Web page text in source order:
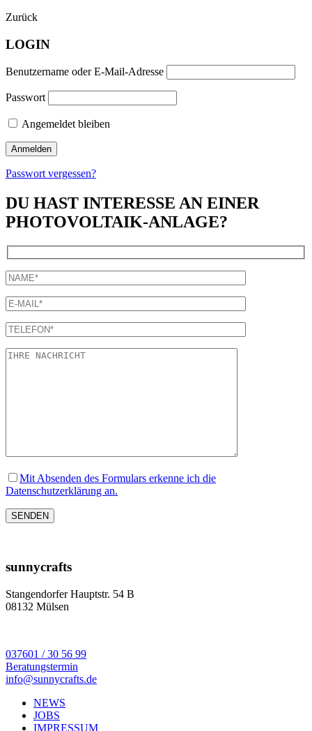
Zurück
LOGIN
Benutzername oder E-Mail-Adresse
Passwort
Angemeldet bleiben
Passwort vergessen?
DU HAST INTERESSE AN EINER
PHOTOVOLTAIK-ANLAGE?
Mit Absenden des Formulars erkenne ich die
Datenschutzerklärung an.
sunnycrafts
Stangendorfer Hauptstr. 54 B
08132 Mülsen
037601 / 30 56 99
Beratungstermin
info@sunnycrafts.de
NEWS
JOBS
IMPRESSUM